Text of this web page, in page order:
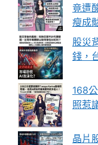
竟遭
瘦成
股災
錢，
168
照惹
晶片